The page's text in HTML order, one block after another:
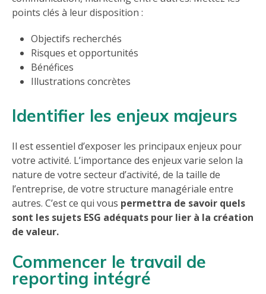
points clés à leur disposition :
Objectifs recherchés
Risques et opportunités
Bénéfices
Illustrations concrètes
Identifier les enjeux majeurs
Il est essentiel d’exposer les principaux enjeux pour
votre activité. L’importance des enjeux varie selon la
nature de votre secteur d’activité, de la taille de
l’entreprise, de votre structure managériale entre
autres. C’est ce qui vous permettra de savoir quels
sont les sujets ESG adéquats pour lier à la création
de valeur.
Commencer le travail de
reporting intégré